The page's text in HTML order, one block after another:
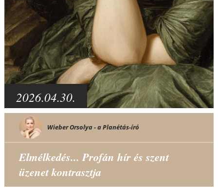
2026.04.30.
Wieber Orsolya - a Planétás-író
Elmélkedés... Profán hír és szent
üzenet kontrasztja